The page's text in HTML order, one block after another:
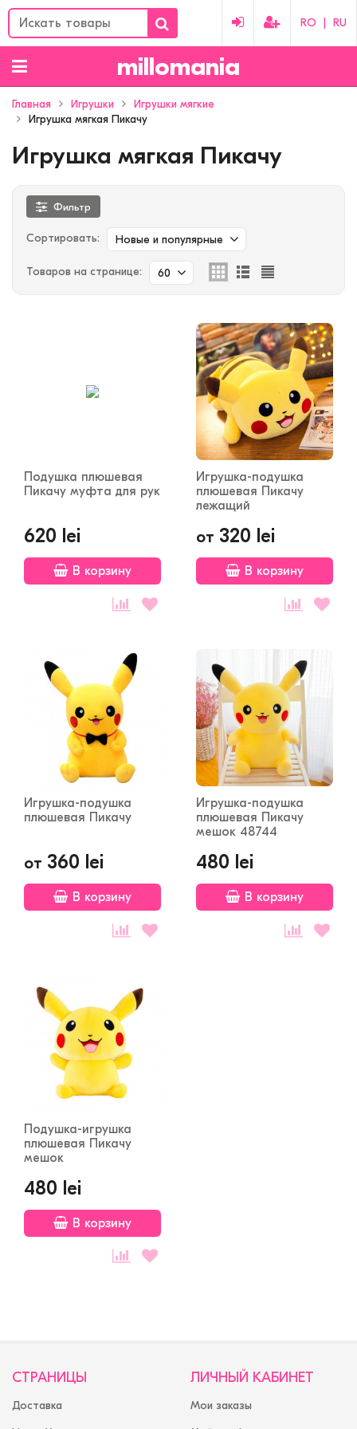
RO RU
millomania
Главная Игрушки
Игрушки мягкие
Игрушка мягкая Пикачу
Игрушка мягкая Пикачу
Фильтр
Сортировать: Новые и популярные
Товаров на странице: 60
Подушка плюшевая
Пикачу муфта для рук
620 lei
В корзину
Игрушка-подушка
плюшевая Пикачу
лежащий
от 320 lei
В корзину
Игрушка-подушка
плюшевая Пикачу
от 360 lei
В корзину
Игрушка-подушка
плюшевая Пикачу
мешок 48744
480 lei
В корзину
Подушка-игрушка
плюшевая Пикачу
мешок
480 lei
В корзину
СТРАНИЦЫ
Доставка
ЛИЧНЫЙ КАБИНЕТ
Мои заказы